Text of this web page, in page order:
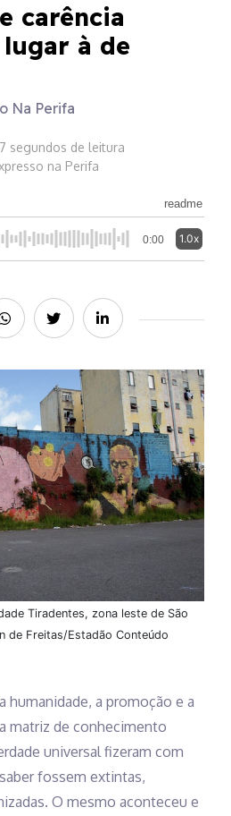
carência
à de
Na Perifa
segundos de leitura
na Perifa
readme
0:00 1.0x
Tiradentes, zona leste de São
de Freitas/Estadão Conteúdo
humanidade, a promoção e a
matriz de conhecimento
universal fizeram com
fossem extintas,
O mesmo aconteceu e